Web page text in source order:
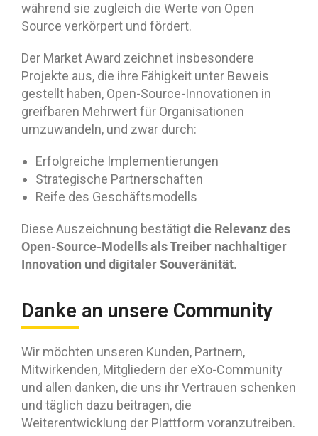
während sie zugleich die Werte von Open
Source verkörpert und fördert.
Der Market Award zeichnet insbesondere
Projekte aus, die ihre Fähigkeit unter Beweis
gestellt haben, Open-Source-Innovationen in
greifbaren Mehrwert für Organisationen
umzuwandeln, und zwar durch:
Erfolgreiche Implementierungen
Strategische Partnerschaften
Reife des Geschäftsmodells
Diese Auszeichnung bestätigtdie Relevanz des
Open-Source-Modells als Treiber nachhaltiger
Innovation und digitaler Souveränität.
Danke an unsere Community
Wir möchten unseren Kunden, Partnern,
Mitwirkenden, Mitgliedern der eXo-Community
und allen danken, die uns ihr Vertrauen schenken
und täglich dazu beitragen, die
Weiterentwicklung der Plattform voranzutreiben.